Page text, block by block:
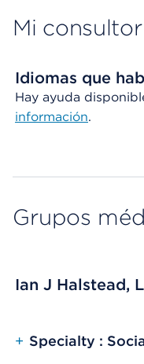
Mi
Idiomas que
Hay ayuda
información.
Grupos
Ian J Halstead,
+ Specialty :